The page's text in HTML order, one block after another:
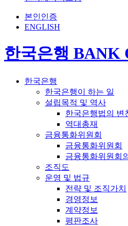
본인인증
ENGLISH
한국은행 BANK
한국은행
한국은행이 하는 일
설립목적 및 역사
한국은행법의 변
역대총재
금융통화위원회
금융통화위원회
금융통화위원회
조직도
운영 및 법규
전략 및 조직가치
경영정보
계약정보
평판조사